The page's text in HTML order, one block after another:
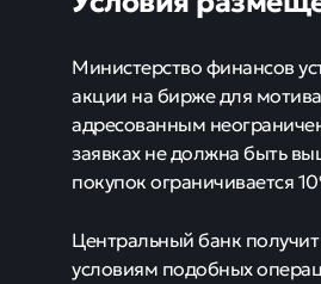
Министерство финансов
акции на бирже для
адресованным
заявках не должна быть
покупок ограничивается
Центральный банк
условиям подобных